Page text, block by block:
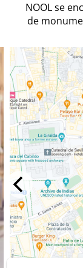
NOOL se
de